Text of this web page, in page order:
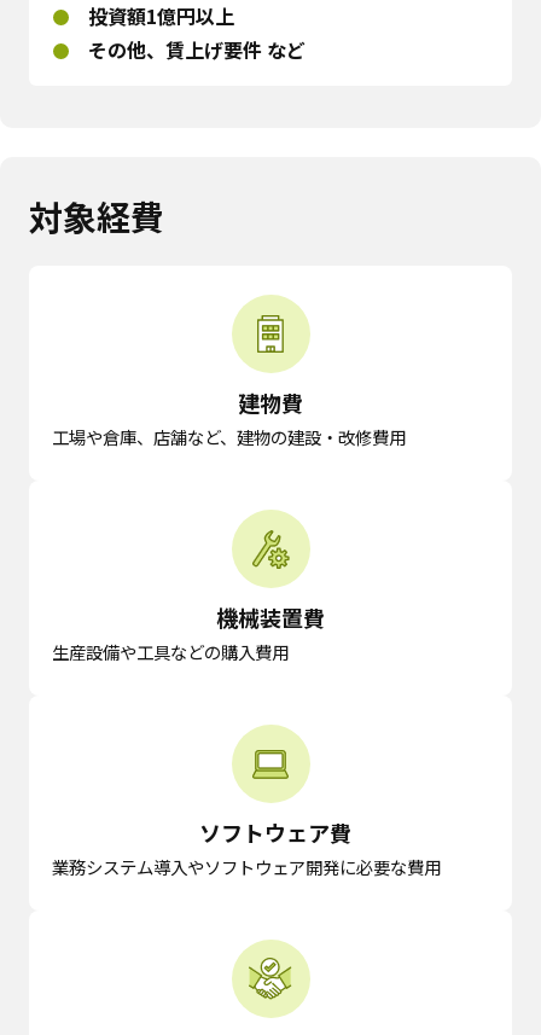
投資額1億円以上
その他、賃上げ要件 など
対象経費
建物費
工場や倉庫、店舗など、建物の建設・改修費用
機械装置費
生産設備や工具などの購入費用
ソフトウェア費
業務システム導入やソフトウェア開発に必要な費用